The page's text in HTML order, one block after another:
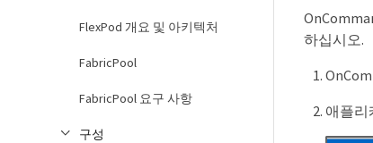
FlexPod 개요 및 아키텍처
FabricPool
FabricPool 요구 사항
구성
하십시오.
애플리